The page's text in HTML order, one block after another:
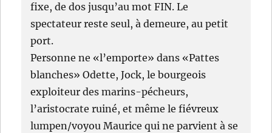
fixe, de dos jusqu’au mot FIN. Le
spectateur reste seul, à demeure, au petit
port.
Personne ne «l’emporte» dans «Pattes
blanches» Odette, Jock, le bourgeois
exploiteur des marins-pécheurs,
l’aristocrate ruiné, et même le fiévreux
lumpen/voyou Maurice qui ne parvient à se